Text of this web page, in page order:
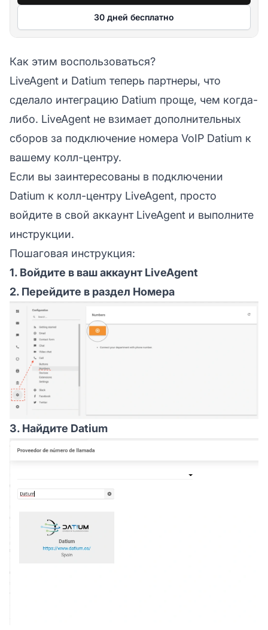
30 дней бесплатно
Как этим воспользоваться?
LiveAgent и Datium теперь партнеры, что
сделало интеграцию Datium проще, чем когда-
либо. LiveAgent не взимает дополнительных
сборов за подключение номера VoIP Datium к
вашему колл-центру.
Если вы заинтересованы в подключении
Datium к колл-центру LiveAgent, просто
войдите в свой аккаунт LiveAgent и выполните
инструкции.
Пошаговая инструкция:
1. Войдите в ваш аккаунт LiveAgent
2. Перейдите в раздел Номера
3. Найдите Datium